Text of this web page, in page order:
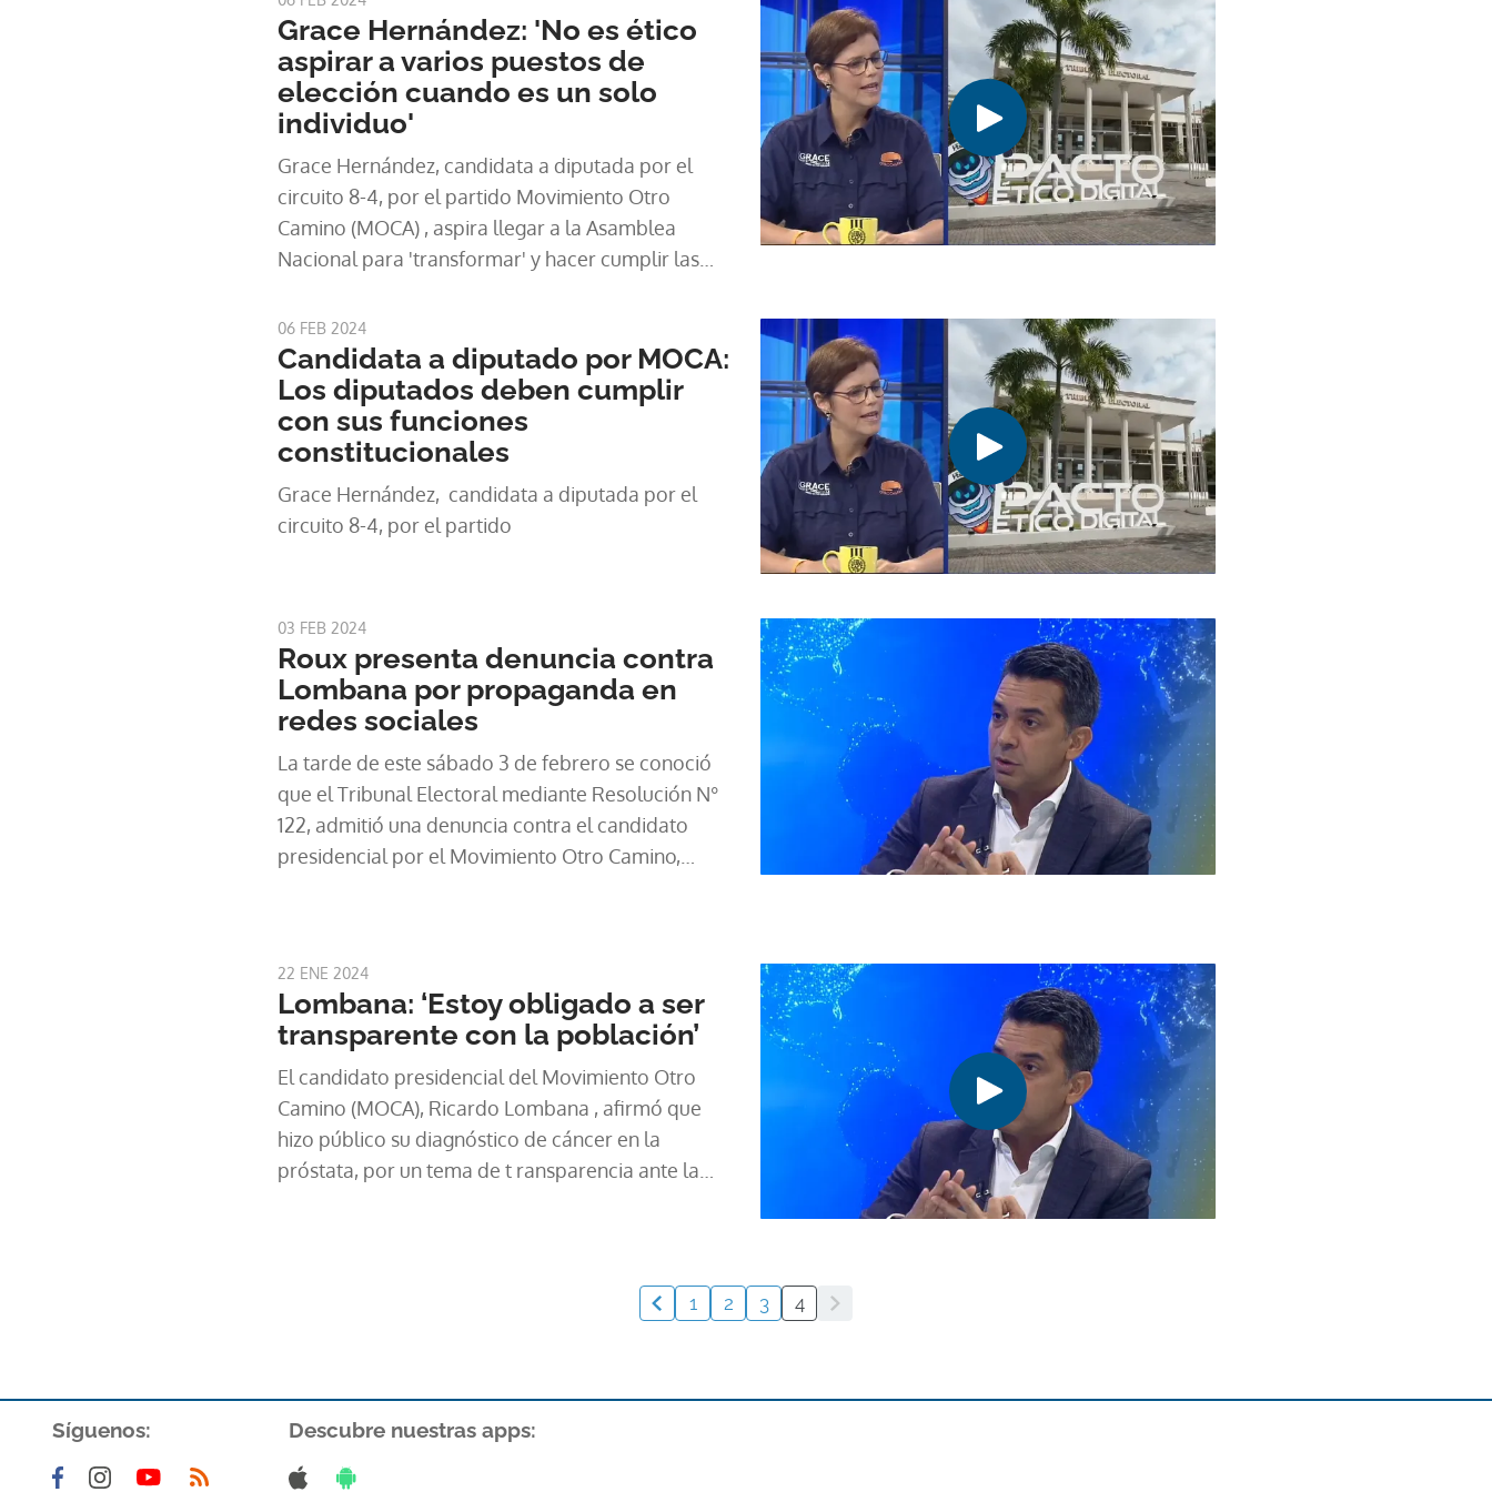
Grace Hernández: 'No es ético
aspirar a varios puestos de
elección cuando es un solo
individuo'
Grace Hernández, candidata a diputada por el
circuito 8-4, por el partido Movimiento Otro
Camino (MOCA) , aspira llegar a la Asamblea
Nacional para 'transformar' y hacer cumplir las
fiscalizar y representar, además de otras
administrativas.
06 FEB 2024
Candidata a diputado por MOCA:
Los diputados deben cumplir
con sus funciones
constitucionales
Grace Hernández, candidata a diputada por el
circuito 8-4, por el partido
03 FEB 2024
Roux presenta denuncia contra
Lombana por propaganda en
redes sociales
La tarde de este sábado 3 de febrero se conoció
que el Tribunal Electoral mediante Resolución N°
122, admitió una denuncia contra el candidato
presidencial por el Movimiento Otro Camino,
apoderado legal del candidato presidencial por el
partido Cambio Democrático (CD), Rómulo Roux .
22 ENE 2024
Lombana: ‘Estoy obligado a ser
transparente con la población’
El candidato presidencial del Movimiento Otro
Camino (MOCA), Ricardo Lombana , afirmó que
hizo público su diagnóstico de cáncer en la
próstata, por un tema de t ransparencia ante la
1 2 3 4
Síguenos: Descubre nuestras apps: